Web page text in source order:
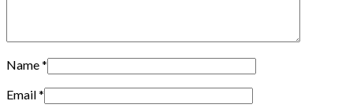
Name*
Email*